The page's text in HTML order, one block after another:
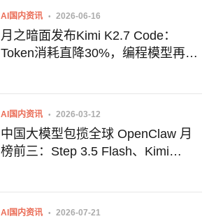
AI国内资讯 2026-06-16
月之暗面发布Kimi K2.7 Code：
Token消耗直降30%，编程模型再进
AI国内资讯 2026-03-12
中国大模型包揽全球 OpenClaw 月
榜前三：Step 3.5 Flash、Kimi
AI国内资讯 2026-07-21